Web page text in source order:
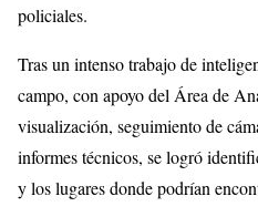
policiales.
Tras un intenso trabajo de
campo, con apoyo del Área de
visualización, seguimiento de
informes técnicos, se logró
y los lugares donde podrían